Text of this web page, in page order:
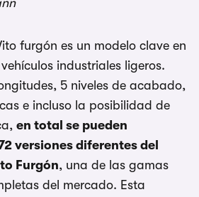
furgón es un modelo clave en
industriales ligeros.
5 niveles de acabado,
e incluso la posibilidad de
en total se pueden
versiones diferentes del
Furgón, una de las gamas
del mercado. Esta